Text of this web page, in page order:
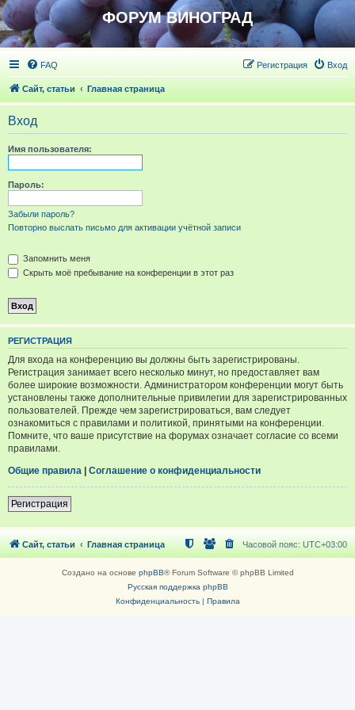
ФОРУМ ВИНОГРАД
FAQ Вход
Регистрация
Сайт, статьи Главная страница
Вход
Имя пользователя:
Пароль:
Забыли пароль?
Повторно выслать письмо для активации учётной записи
Запомнить меня
Скрыть моё пребывание на конференции в этот раз
РЕГИСТРАЦИЯ
Для входа на конференцию вы должны быть зарегистрированы.
Регистрация занимает всего несколько минут, но предоставляет вам
более широкие возможности. Администратором конференции могут быть
установлены также дополнительные привилегии для зарегистрированных
пользователей. Прежде чем зарегистрироваться, вам следует
ознакомиться с правилами и политикой, принятыми на конференции.
Помните, что ваше присутствие на форумах означает согласие со всеми
правилами.
Общие правила | Соглашение о конфиденциальности
Регистрация
Сайт, статьи Главная страница Часовой пояс: UTC+03:00
Создано на основе phpBB® Forum Software © phpBB Limited
Русская поддержка phpBB
Конфиденциальность| Правила